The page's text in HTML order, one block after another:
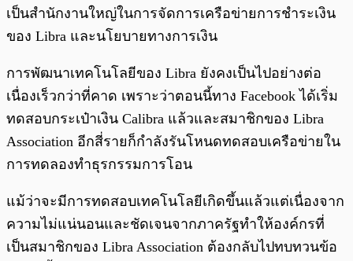
เป็นสำนักงานใหญ่ในการจัดการเครือข่ายการชำระเงิน
ของ Libra และนโยบายทางการเงิน
การพัฒนาเทคโนโลยีของ Libra ยังคงเป็นไปอย่างต่อ
เนื่องเร็วกว่าที่คาด เพราะว่าตอนนี้ทาง Facebook ได้เริ่ม
ทดสอบกระเป๋าเงิน Calibra แล้วและสมาชิกของ Libra
Association อีกสี่รายก็กำลังรันโหนดทดสอบเครือข่ายใน
การทดลองทำธุรกรรมการโอน
แม้ว่าจะมีการทดสอบเทคโนโลยีเกิดขึ้นแล้วแต่เนื่องจาก
ความไม่แน่นอนและชัดเจนจากภาครัฐทำให้องค์กรที่
เป็นสมาชิกของ Libra Association ต้องกลับไปทบทวนข้อ